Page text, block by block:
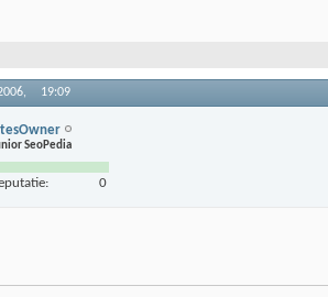
19:09
SeoPedia
0